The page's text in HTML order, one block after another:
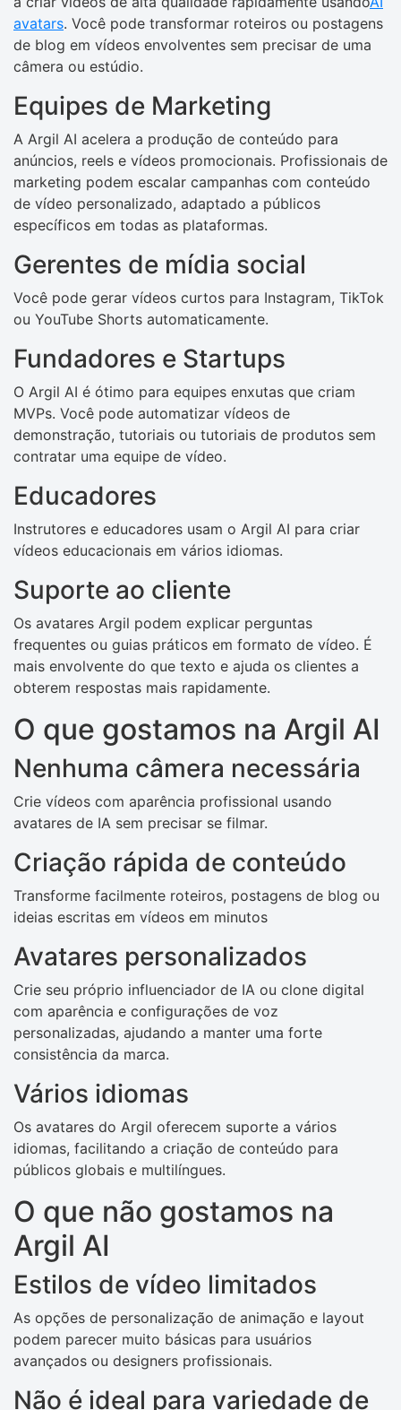
avatars. Você pode transformar roteiros ou postagens
de blog em vídeos envolventes sem precisar de uma
câmera ou estúdio.
Equipes de Marketing
A Argil AI acelera a produção de conteúdo para
anúncios, reels e vídeos promocionais. Profissionais de
marketing podem escalar campanhas com conteúdo
de vídeo personalizado, adaptado a públicos
específicos em todas as plataformas.
Gerentes de mídia social
Você pode gerar vídeos curtos para Instagram, TikTok
ou YouTube Shorts automaticamente.
Fundadores e Startups
O Argil AI é ótimo para equipes enxutas que criam
MVPs. Você pode automatizar vídeos de
demonstração, tutoriais ou tutoriais de produtos sem
contratar uma equipe de vídeo.
Educadores
Instrutores e educadores usam o Argil AI para criar
vídeos educacionais em vários idiomas.
Suporte ao cliente
Os avatares Argil podem explicar perguntas
frequentes ou guias práticos em formato de vídeo. É
mais envolvente do que texto e ajuda os clientes a
obterem respostas mais rapidamente.
O que gostamos na Argil AI
Nenhuma câmera necessária
Crie vídeos com aparência profissional usando
avatares de IA sem precisar se filmar.
Criação rápida de conteúdo
Transforme facilmente roteiros, postagens de blog ou
ideias escritas em vídeos em minutos
Avatares personalizados
Crie seu próprio influenciador de IA ou clone digital
com aparência e configurações de voz
personalizadas, ajudando a manter uma forte
consistência da marca.
Vários idiomas
Os avatares do Argil oferecem suporte a vários
idiomas, facilitando a criação de conteúdo para
públicos globais e multilíngues.
O que não gostamos na
Argil AI
Estilos de vídeo limitados
As opções de personalização de animação e layout
podem parecer muito básicas para usuários
avançados ou designers profissionais.
Não é ideal para variedade de